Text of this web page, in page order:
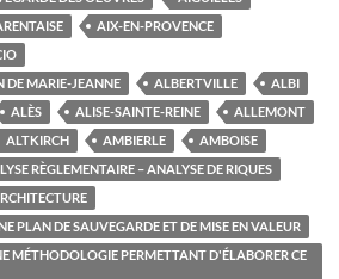
AIX-EN-PROVENCE
DE MARIE-JEANNE
ALBERTVILLE
ALBI
ALÈS ALISE-SAINTE-REINE
ALLEMONT
ALTKIRCH AMBIERLE
AMBOISE
RÈGLEMENTAIRE – ANALYSE DE RIQUES
PLAN DE SAUVEGARDE ET DE MISE EN VALEUR
MÉTHODOLOGIE PERMETTANT D'ÉLABORER CE